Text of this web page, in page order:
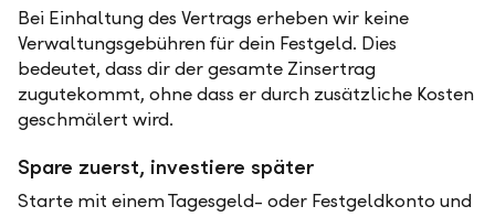
Bei Einhaltung des Vertrags erheben wir keine
Verwaltungsgebühren für dein Festgeld. Dies
bedeutet, dass dir der gesamte Zinsertrag
zugutekommt, ohne dass er durch zusätzliche Kosten
geschmälert wird.
Spare zuerst, investiere später
Starte mit einem Tagesgeld- oder Festgeldkonto und